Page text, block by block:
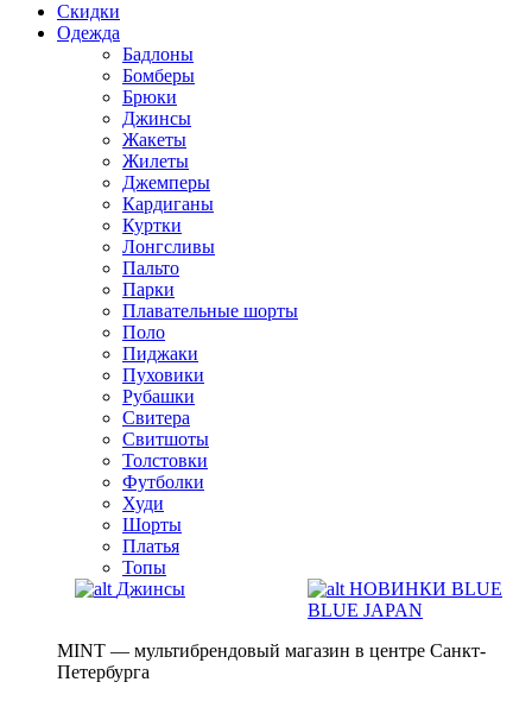
Скидки
Одежда
Бадлоны
Бомберы
Брюки
Джинсы
Жакеты
Жилеты
Джемперы
Кардиганы
Куртки
Лонгсливы
Пальто
Парки
Плавательные шорты
Поло
Пиджаки
Пуховики
Рубашки
Свитера
Свитшоты
Толстовки
Футболки
Худи
Шорты
Платья
Топы
Джинсы
НОВИНКИ BLUE
BLUE JAPAN
MINT — мультибрендовый магазин в центре Санкт-
Петербурга